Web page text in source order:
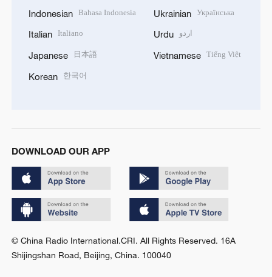
Indonesian Bahasa Indonesia
Italian Italiano
Japanese 日本語
Korean 한국어
Ukrainian Українська
Urdu اردو
Vietnamese Tiếng Việt
DOWNLOAD OUR APP
© China Radio International.CRI. All Rights Reserved. 16A
Shijingshan Road, Beijing, China. 100040